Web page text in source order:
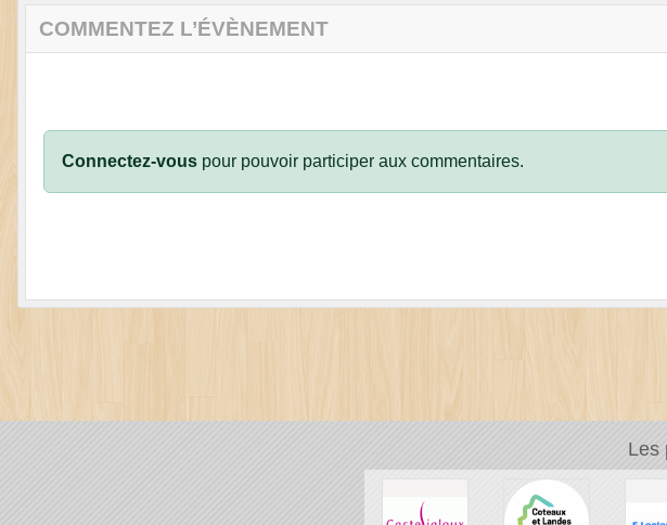
COMMENTEZ L’ÉVÈNEMENT
Connectez-vous pour pouvoir participer aux commentaires.
Les